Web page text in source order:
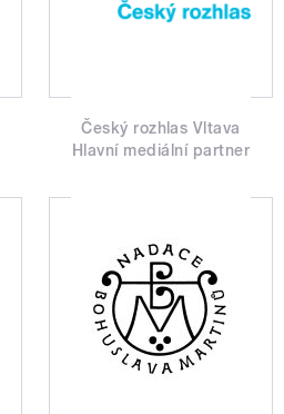
Český rozhlas Vltava
Hlavní mediální partner